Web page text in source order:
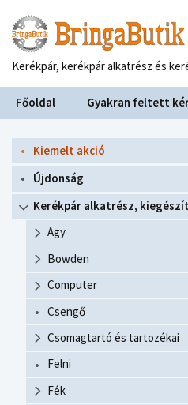
Kerékpár, kerékpár alkatrész és
Főoldal Gyakran feltett
Kiemelt akció
Újdonság
Kerékpár alkatrész,
Agy
Bowden
Computer
Csengő
Csomagtartó és tartozékai
Felni
Fék